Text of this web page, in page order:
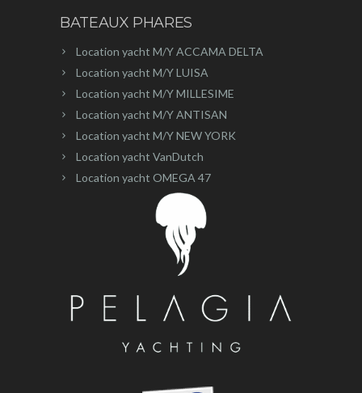
BATEAUX PHARES
Location yacht M/Y ACCAMA DELTA
Location yacht M/Y LUISA
Location yacht M/Y MILLESIME
Location yacht M/Y ANTISAN
Location yacht M/Y NEW YORK
Location yacht VanDutch
Location yacht OMEGA 47